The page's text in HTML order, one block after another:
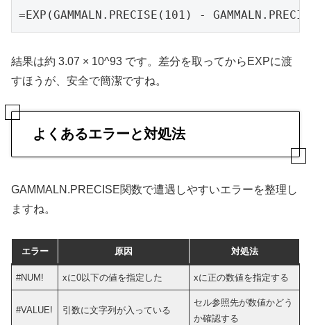
=EXP(GAMMALN.PRECISE(101) -
結果は約 3.07 × 10^93 です。差分を取ってからEXPに渡
すほうが、安全で簡潔ですね。
よくあるエラーと対処法
GAMMALN.PRECISE関数で遭遇しやすいエラーを整理し
ますね。
エラー 原因 対処法
#NUM! xに0以下の値を指定した xに正の数値を指定する
#VALUE! 引数に文字列が入っている
セル参照先が数値かどう
か確認する